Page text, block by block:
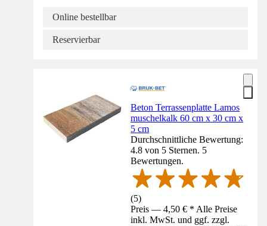
Online bestellbar
Reservierbar
Beton Terrassenplatte Lamos
muschelkalk 60 cm x 30 cm x
5 cm
Durchschnittliche Bewertung:
4.8 von 5 Sternen. 5
Bewertungen.
(5)
Preis — 4,50 € * Alle Preise
inkl. MwSt. und ggf. zzgl.